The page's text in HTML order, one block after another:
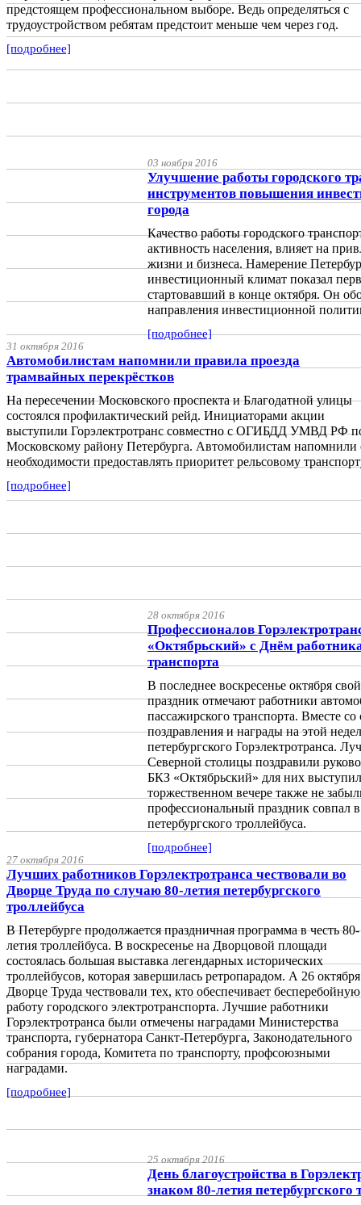
предстоящем профессиональном выборе. Ведь определяться с
трудоустройством ребятам предстоит меньше чем через год.
[подробнее]
03 ноября 2016
Улучшение работы городского
инструментов повышения
города
Качество работы городского
активность населения, влияет на
жизни и бизнеса. Намерение
инвестиционный климат показал
стартовавший в конце октября. Он
направления инвестиционной
[подробнее]
31 октября 2016
Автомобилистам напомнили правила проезда
трамвайных перекрёстков
На пересечении Московского проспекта и Благодатной улицы
состоялся профилактический рейд. Инициаторами акции
выступили Горэлектротранс совместно с ОГИБДД УМВД РФ
Московскому району Петербурга. Автомобилистам напомнили
необходимости предоставлять приоритет рельсовому
[подробнее]
28 октября 2016
Профессионалов
«Октябрьский» с Днём
транспорта
В последнее воскресенье октября
праздник отмечают работники
пассажирского транспорта. Вместе
поздравления и награды на этой
петербургского Горэлектротранса.
Северной столицы поздравили
БКЗ «Октябрьский» для них
торжественном вечере также не
профессиональный праздник совпал
петербургского троллейбуса.
[подробнее]
27 октября 2016
Лучших работников Горэлектротранса чествовали во
Дворце Труда по случаю 80-летия петербургского
троллейбуса
В Петербурге продолжается праздничная программа в честь 80-
летия троллейбуса. В воскресенье на Дворцовой площади
состоялась большая выставка легендарных исторических
троллейбусов, которая завершилась ретропарадом. А 26
Дворце Труда чествовали тех, кто обеспечивает бесперебойную
работу городского электротранспорта. Лучшие работники
Горэлектротранса были отмечены наградами Министерства
транспорта, губернатора Санкт-Петербурга, Законодательного
собрания города, Комитета по транспорту, профсоюзными
наградами.
[подробнее]
25 октября 2016
День благоустройства в
знаком 80-летия петербургского